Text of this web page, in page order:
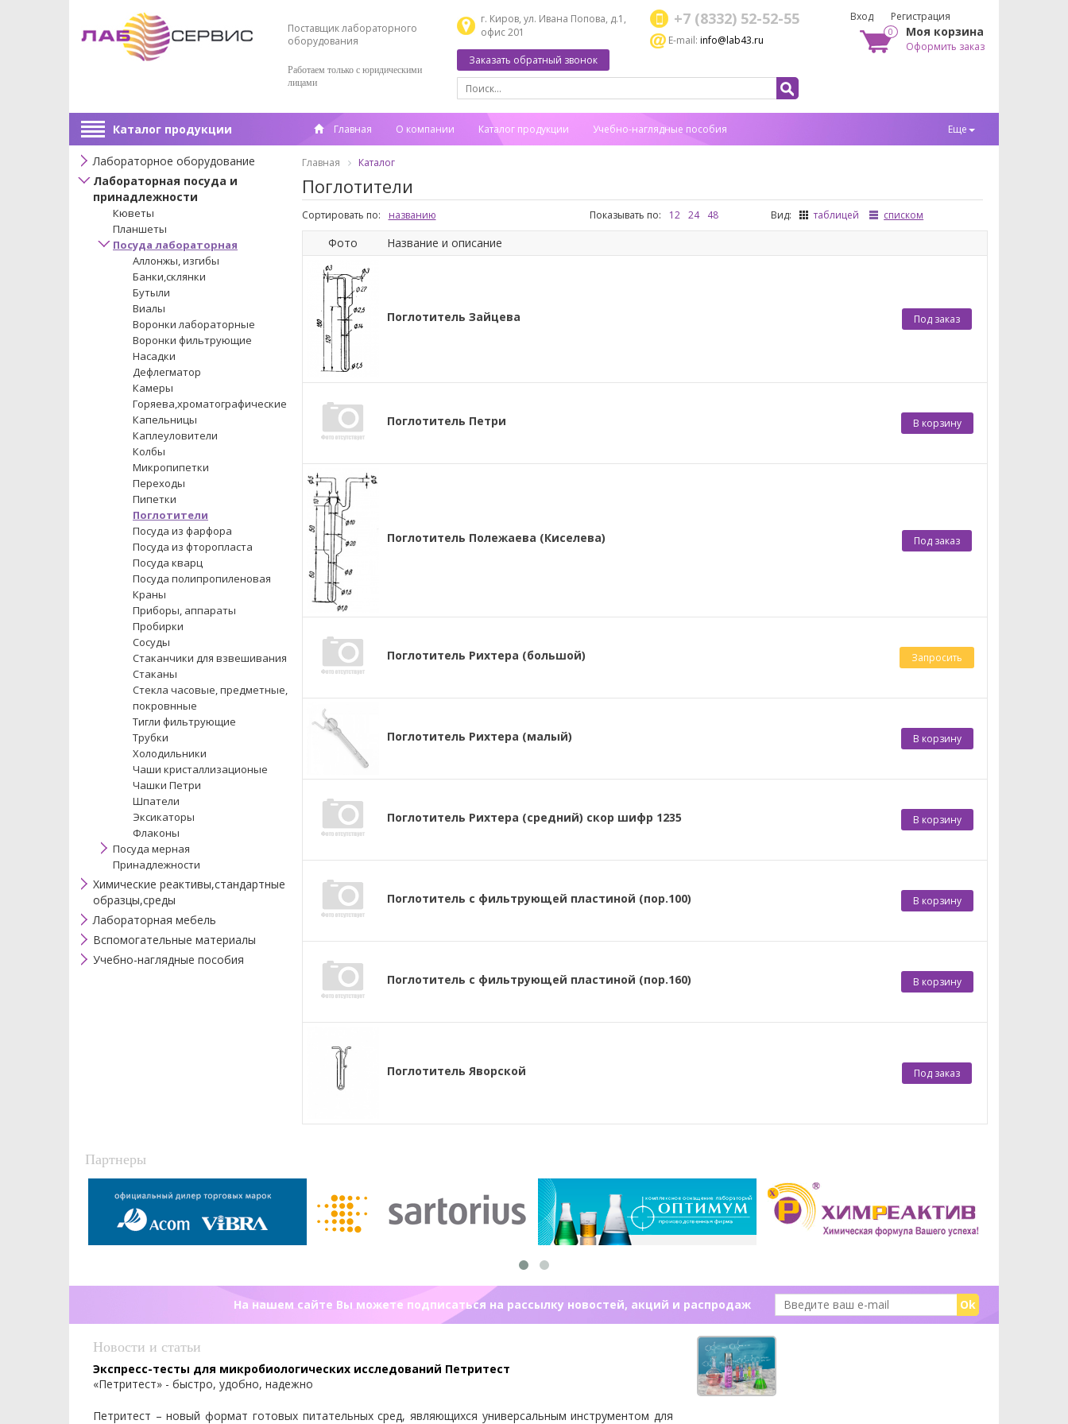
Поставщик лабораторного
оборудования
Работаем только с юридическими
лицами
г. Киров, ул. Ивана Попова, д.1,
офис 201
+7 (8332) 52-52-55
E-mail:info@lab43.ru
Заказать обратный звонок
Вход Регистрация
0 Моя корзина
Оформить заказ
Каталог продукции Главная О компании Каталог продукции Учебно-наглядные пособия Еще
Лабораторное оборудование
Лабораторная посуда и
принадлежности
Кюветы
Планшеты
Посуда лабораторная
Аллонжы, изгибы
Банки,склянки
Бутыли
Виалы
Воронки лабораторные
Воронки фильтрующие
Насадки
Дефлегматор
Камеры
Горяева,хроматографические
Капельницы
Каплеуловители
Колбы
Микропипетки
Переходы
Пипетки
Поглотители
Посуда из фарфора
Посуда из фторопласта
Посуда кварц
Посуда полипропиленовая
Краны
Приборы, аппараты
Пробирки
Сосуды
Стаканчики для взвешивания
Стаканы
Стекла часовые, предметные,
покровнные
Тигли фильтрующие
Трубки
Холодильники
Чаши кристаллизационые
Чашки Петри
Шпатели
Эксикаторы
Флаконы
Посуда мерная
Принадлежности
Химические реактивы,стандартные
образцы,среды
Лабораторная мебель
Вспомогательные материалы
Учебно-наглядные пособия
Главная Каталог
Поглотители
Сортировать по: названию Показывать по: 12 24 48 Вид: таблицей списком
Фото Название и описание
Поглотитель Зайцева Под заказ
Поглотитель Петри В корзину
Поглотитель Полежаева (Киселева) Под заказ
Поглотитель Рихтера (большой) Запросить
Поглотитель Рихтера (малый) В корзину
Поглотитель Рихтера (средний) скор шифр 1235 В корзину
Поглотитель с фильтрующей пластиной (пор.100) В корзину
Поглотитель с фильтрующей пластиной (пор.160) В корзину
Поглотитель Яворской Под заказ
Партнеры
На нашем сайте Вы можете подписаться на рассылку новостей, акций и распродаж Ok
Новости и статьи
Экспресс-тесты для микробиологических исследований Петритест
«Петритест» - быстро, удобно, надежно
Петритест – новый формат готовых питательных сред, являющихся универсальным инструментом для